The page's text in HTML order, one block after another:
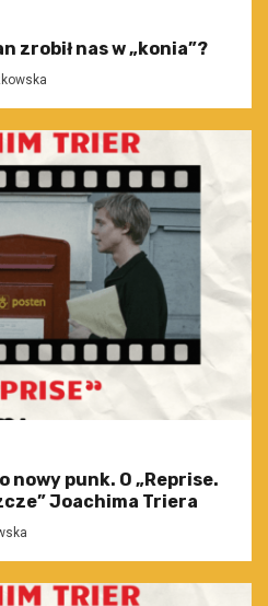
zrobił nas w „konia”?
nowy punk. O „Reprise.
Joachima Triera